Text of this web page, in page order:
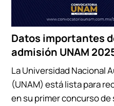
Datos importantes
admisión UNAM
La Universidad Nacional
(UNAM) está lista para
en su primer concurso